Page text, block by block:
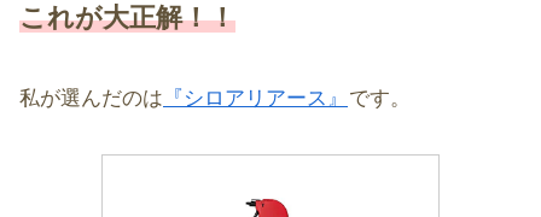
これが大正解！！
私が選んだのは 『シロアリアース』 です。